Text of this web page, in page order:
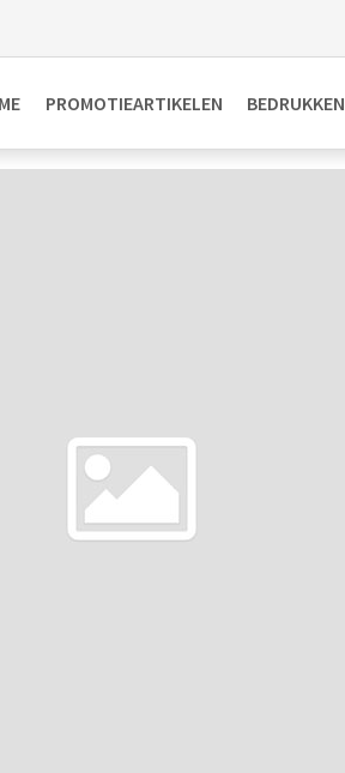
PROMOTIEARTIKELEN BEDRUKKEN